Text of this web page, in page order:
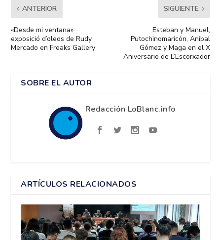
ANTERIOR
«Desde mi ventana»
exposició d’oleos de Rudy
Mercado en Freaks Gallery
SIGUIENTE
Esteban y Manuel,
Putochinomaricón, Anibal
Gómez y Maga en el X
Aniversario de L’Escorxador
SOBRE EL AUTOR
Redacción LoBlanc.info
ARTÍCULOS RELACIONADOS